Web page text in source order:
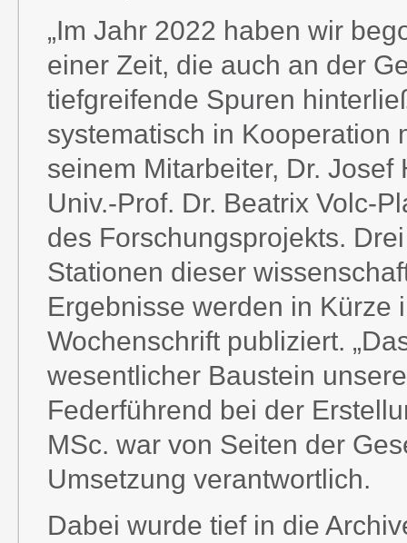
„Im Jahr 2022 haben wir
einer Zeit, die auch an der
tiefgreifende Spuren
systematisch in Kooperation
seinem Mitarbeiter, Dr.
Univ.-Prof. Dr. Beatrix Volc-
des Forschungsprojekts.
Stationen dieser
Ergebnisse werden in Kürze
Wochenschrift publiziert.
wesentlicher Baustein
Federführend bei der
MSc. war von Seiten der
Umsetzung verantwortlich.
Dabei wurde tief in die